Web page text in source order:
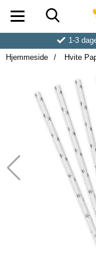
1-3
Hjemmeside
Hvite